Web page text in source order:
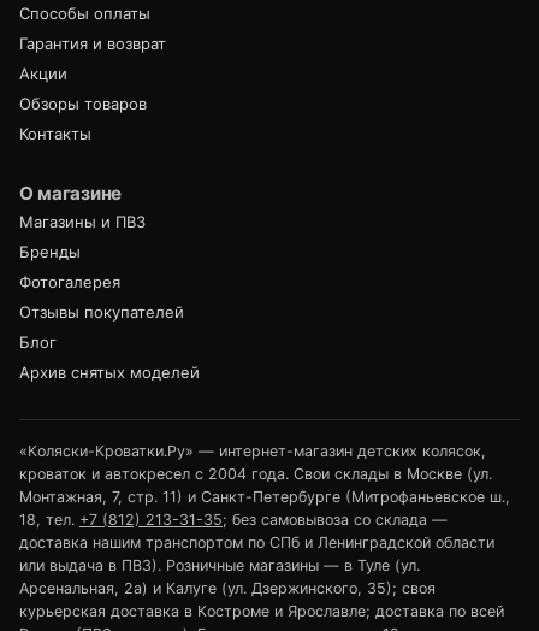
Способы оплаты
Гарантия и возврат
Акции
Обзоры товаров
Контакты
О магазине
Магазины и ПВЗ
Бренды
Фотогалерея
Отзывы покупателей
Блог
Архив снятых моделей
«Коляски-Кроватки.Ру» — интернет-магазин детских колясок,
кроваток и автокресел с 2004 года. Свои склады в Москве (ул.
Монтажная, 7, стр. 11) и Санкт-Петербурге (Митрофаньевское ш.,
18, тел. +7 (812) 213-31-35; без самовывоза со склада —
доставка нашим транспортом по СПб и Ленинградской области
или выдача в ПВЗ). Розничные магазины — в Туле (ул.
Арсенальная, 2а) и Калуге (ул. Дзержинского, 35); своя
курьерская доставка в Костроме и Ярославле; доставка по всей